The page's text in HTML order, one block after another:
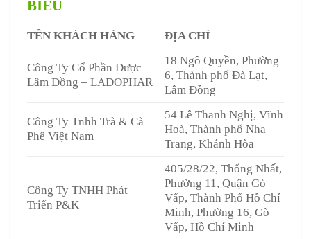
BIỂU
TÊN KHÁCH HÀNG ĐỊA CHỈ
Công Ty Cổ Phần Dược
Lâm Đồng – LADOPHAR
18 Ngô Quyền, Phường
6, Thành phố Đà Lạt,
Lâm Đồng
Công Ty Tnhh Trà & Cà
Phê Việt Nam
54 Lê Thanh Nghị, Vĩnh
Hoà, Thành phố Nha
Trang, Khánh Hòa
Công Ty TNHH Phát
Triển P&K
405/28/22, Thống Nhất,
Phường 11, Quận Gò
Vấp, Thành Phố Hồ Chí
Minh, Phường 16, Gò
Vấp, Hồ Chí Minh